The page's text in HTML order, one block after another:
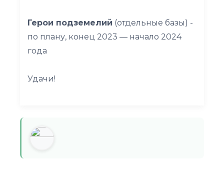
Герои подземелий (отдельные базы) -
по плану, конец 2023 — начало 2024
года
Удачи!